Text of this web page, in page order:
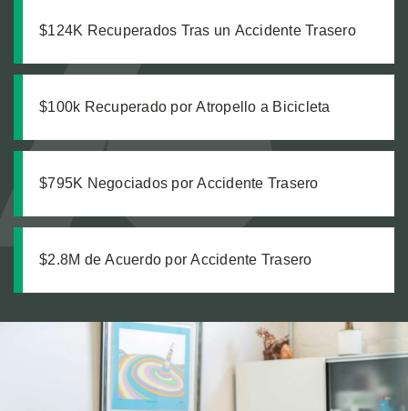
$124K Recuperados Tras un Accidente Trasero
$100k Recuperado por Atropello a Bicicleta
$795K Negociados por Accidente Trasero
$2.8M de Acuerdo por Accidente Trasero